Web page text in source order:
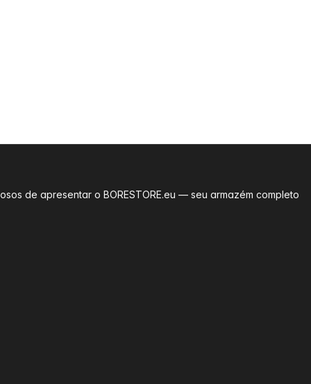
de apresentar o BORESTORE.eu — seu armazém completo